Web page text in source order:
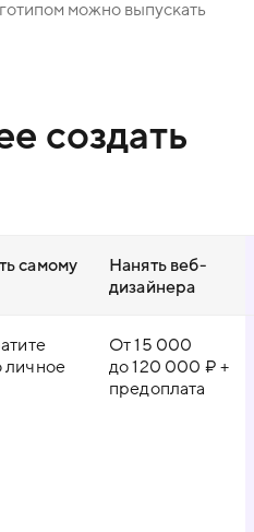
можно выпускать
создать
самому
Нанять веб-
дизайнера
личное
От 15 000
до 120 000 ₽ +
предоплата